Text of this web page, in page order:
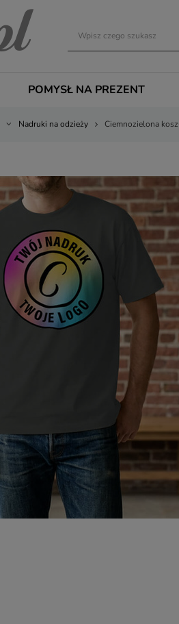
POMYSŁ NA PREZENT
Nadruki na odzieży Ciemnozielona